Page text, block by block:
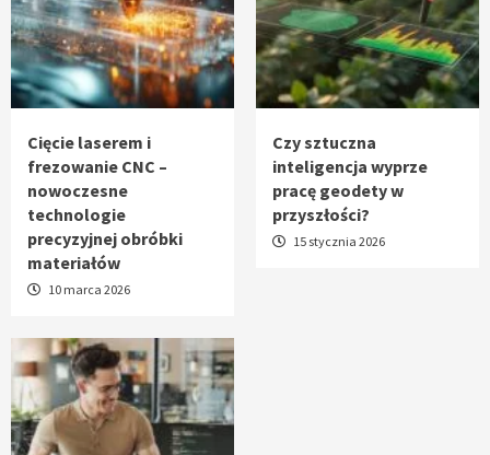
Cięcie laserem i
frezowanie CNC –
nowoczesne
technologie
precyzyjnej obróbki
materiałów
10 marca 2026
Czy sztuczna
inteligencja wyprze
pracę geodety w
przyszłości?
15 stycznia 2026